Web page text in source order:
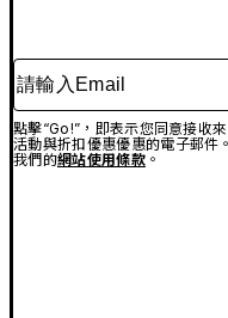
請輸入Email
點擊“Go!”，即表示您同意接收
活動與折扣優惠優惠的電子郵件
我們的網站使用條款。